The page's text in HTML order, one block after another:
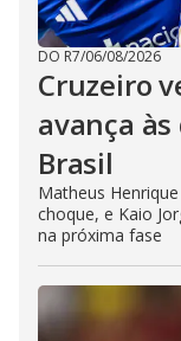
DO R7/06/08/2026
Cruzeiro
avança
Brasil
Matheus
choque, e Kaio
na próxima fase